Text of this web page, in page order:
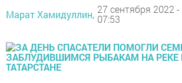
Марат Хамидуллин, 27 сентября 2022 -
07:53